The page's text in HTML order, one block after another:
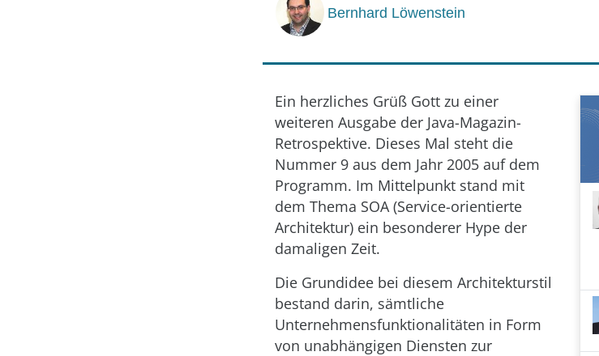
Bernhard Löwenstein
Ein herzliches Grüß Gott zu einer
weiteren Ausgabe der Java-Magazin-
Retrospektive. Dieses Mal steht die
Nummer 9 aus dem Jahr 2005 auf dem
Programm. Im Mittelpunkt stand mit
dem Thema SOA (Service-orientierte
Architektur) ein besonderer Hype der
damaligen Zeit.
Die Grundidee bei diesem Architekturstil
bestand darin, sämtliche
Unternehmensfunktionalitäten in Form
von unabhängigen Diensten zur